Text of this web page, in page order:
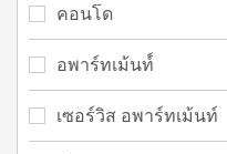
คอนโด
อพาร์ทเม้นท์์
เซอร์วิส อพาร์ทเม้นท์